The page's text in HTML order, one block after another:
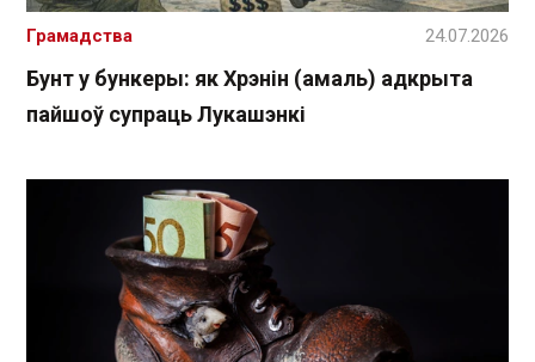
Бунт у бункеры: як Хрэнін (амаль) адкрыта
пайшоў супраць Лукашэнкі
Грамадства 24.07.2026